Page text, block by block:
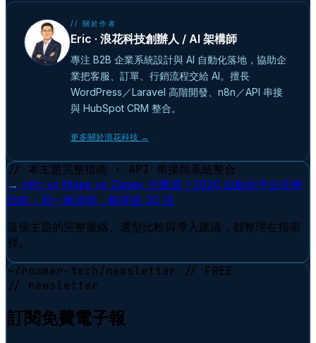
// 關於作者
Eric · 浪花科技創辦人 / AI 架構師
專注 B2B 企業系統設計與 AI 自動化落地，協助企
業把客服、訂單、行銷流程交給 AI。擅長
WordPress／Laravel 高階開發、n8n／API 串接
與 HubSpot CRM 整合。
更多關於浪花科技 →
// 本主題完整指南 · API 串接與系統整合
→ n8n vs Make vs Zapier 怎麼選？2026 自動化平台完整
比較：同一條流程，帳單差 20 倍
這個主題的完整脈絡、選型比較與導入建議，都整理在指南
裡。
~/roamer-tech/newsletter
// FREE
// newsletter
訂閱免費電子報